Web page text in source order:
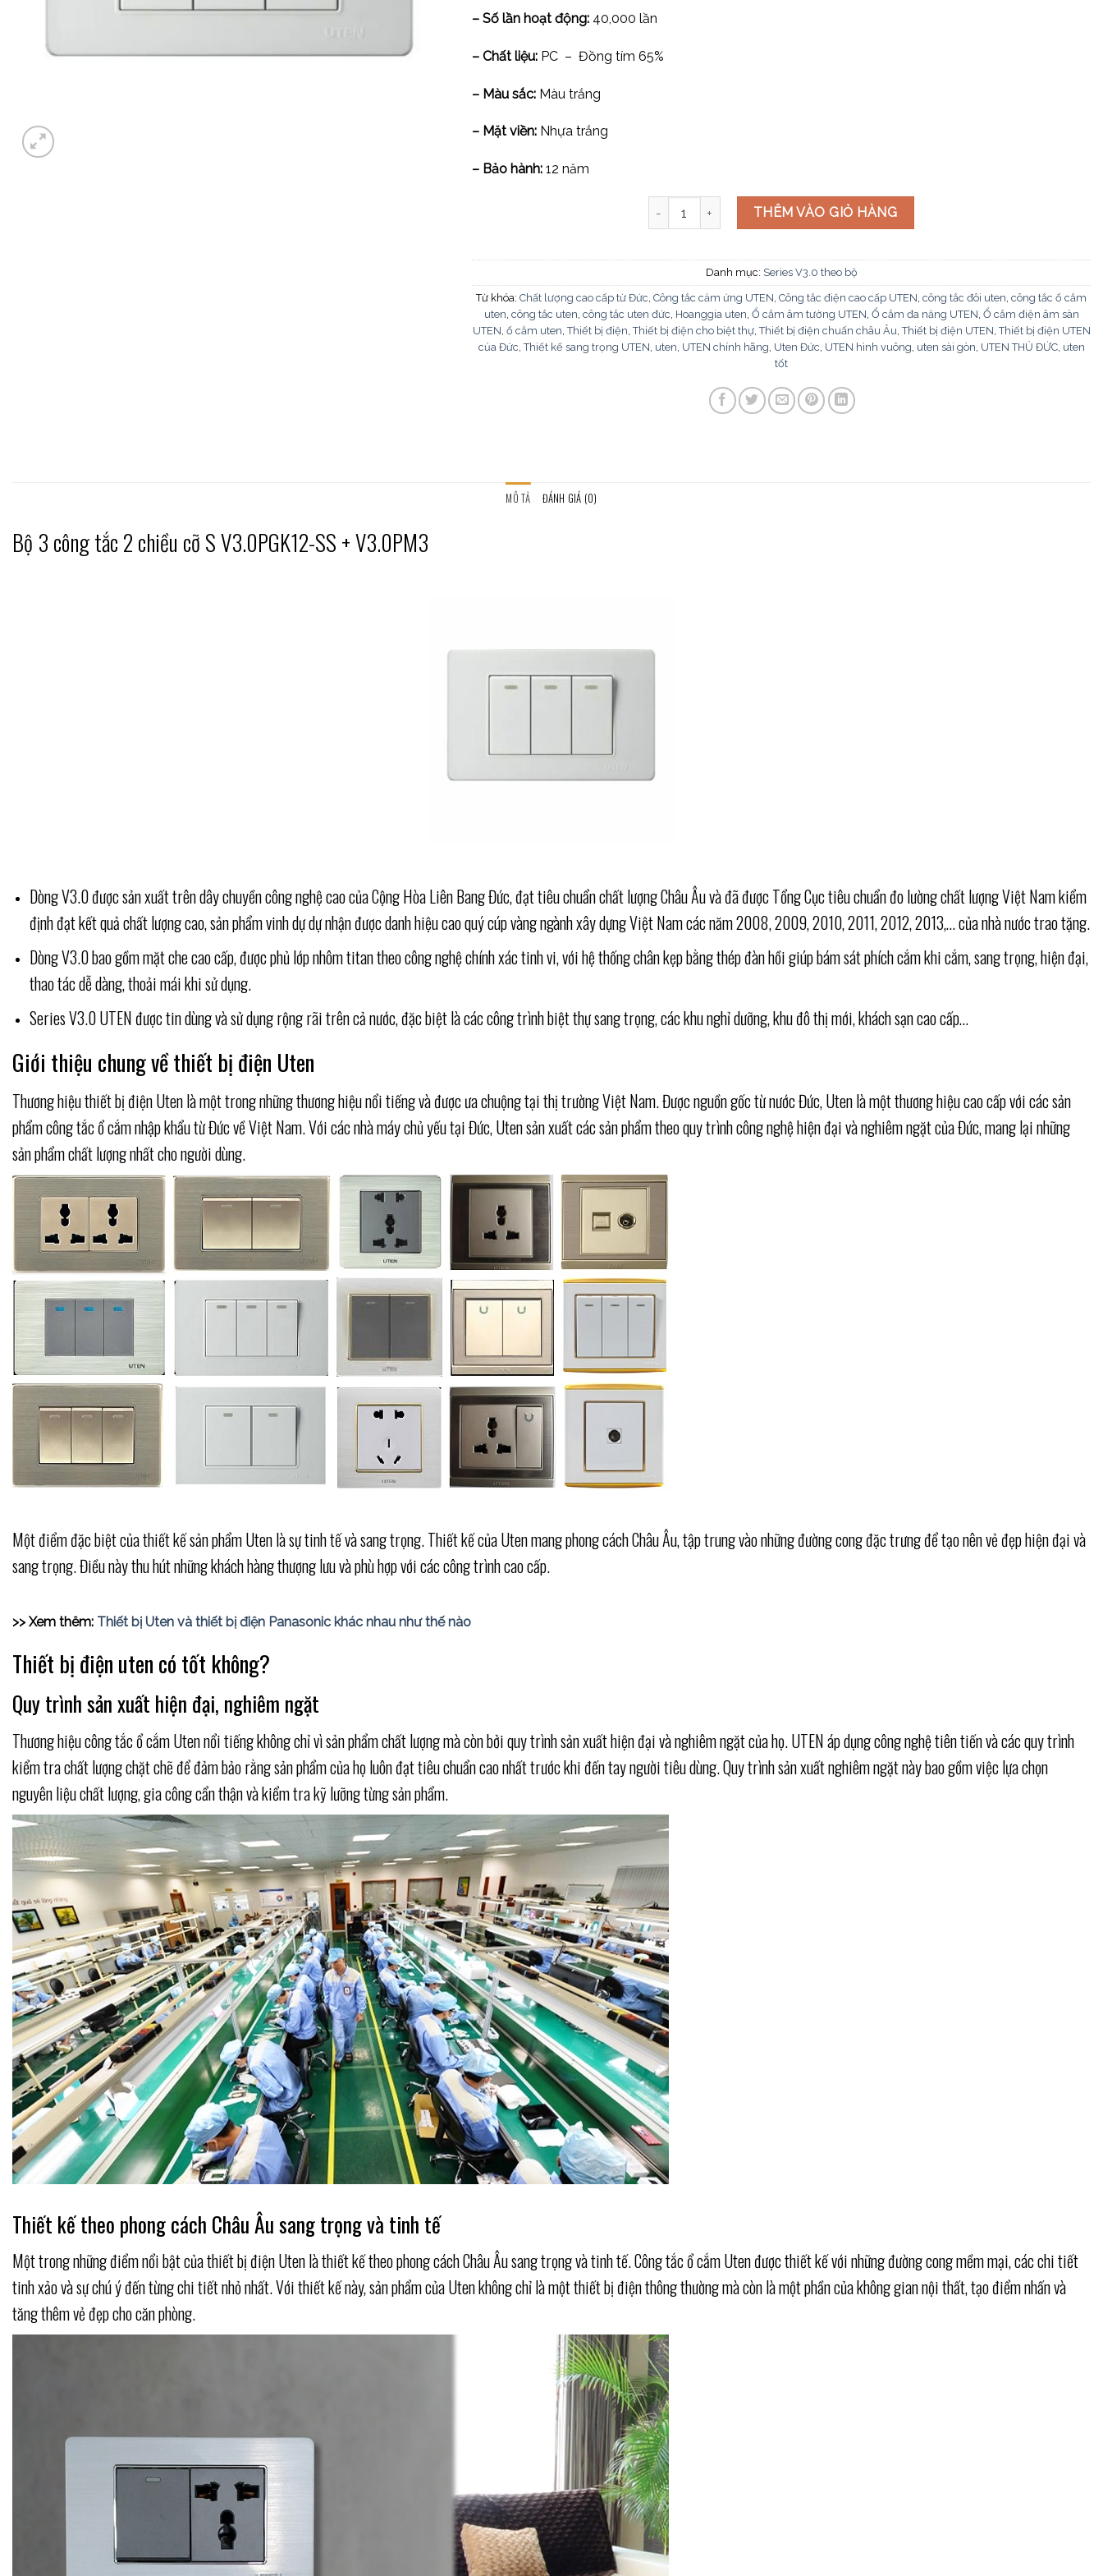
– Số lần hoạt động: 40,000 lần
– Chất liệu: PC – Đồng tím 65%
– Màu sắc: Màu trắng
– Mặt viền: Nhựa trắng
– Bảo hành: 12 năm
Bộ 3 công tắc 2 chiều cỡ S V3.0PGK12-SS + V3.0PM3 số lượng
THÊM VÀO GIỎ HÀNG
Danh mục: Series V3.0 theo bộ
Từ khóa: Chất lượng cao cấp từ Đức Công tắc cảm ứng UTEN Công tắc điện cao cấp UTEN công tắc đôi uten công tắc ổ cắm
uten công tắc uten công tắc uten đức Hoanggia uten Ổ cắm âm tường UTEN Ổ cắm đa năng UTEN Ổ cắm điện âm sàn
UTEN ổ cắm uten ,Thiết bị điện ,Thiết bị điện cho biệt thự,Thiết bị điện chuẩn châu Âu ,Thiết bị điện UTEN ,Thiết bị điện UTEN
của Đức ,Thiết kế sang trọng UTEN uten UTEN chính hãng Uten Đức UTEN hình vuông uten sài gòn UTEN THỦ ĐỨC, uten
tốt
MÔ TẢ ĐÁNH GIÁ (0)
Bộ 3 công tắc 2 chiều cỡ S V3.0PGK12-SS + V3.0PM3
Dòng V3.0 được sản xuất trên dây chuyền công nghệ cao của Cộng Hòa Liên Bang Đức, đạt tiêu chuẩn chất lượng Châu Âu và đã được Tổng Cục tiêu chuẩn đo lường chất lượng Việt Nam kiểm
định đạt kết quả chất lượng cao, sản phẩm vinh dự dự nhận được danh hiệu cao quý cúp vàng ngành xây dựng Việt Nam các năm 2008, 2009, 2010, 2011, 2012, 2013,… của nhà nước trao tặng.
Dòng V3.0 bao gồmmặt che cao cấp, được phủ lớp nhôm titan theo công nghệ chính xác tinh vi, với hệ thống chân kẹp bằng thép đàn hồi giúp bám sát phích cắm khi cắm, sang trọng, hiện đại,
thao tác dễ dàng, thoải mái khi sử dụng.
Series V3.0 UTEN được tin dùng và sử dụng rộng rãi trên cả nước, đặc biệt là các công trình biệt thự sang trọng, các khu nghỉ dưỡng, khu đô thị mới, khách sạn cao cấp…
Giới thiệu chung về thiết bị điện Uten
Thương hiệu thiết bị điện Uten là một trong những thương hiệu nổi tiếng và được ưa chuộng tại thị trường Việt Nam. Được nguồn gốc từ nước Đức, Uten là một thương hiệu cao cấp với các sản
phẩm công tắc ổ cắm nhập khẩu từ Đức về Việt Nam. Với các nhà máy chủ yếu tại Đức, Uten sản xuất các sản phẩm theo quy trình công nghệ hiện đại và nghiêm ngặt của Đức, mang lại những
sản phẩm chất lượng nhất cho người dùng.
Một điểm đặc biệt của thiết kế sản phẩm Uten là sự tinh tế và sang trọng. Thiết kế của Uten mang phong cách Châu Âu, tập trung vào những đường cong đặc trưng để tạo nên vẻ đẹp hiện đại và
sang trọng. Điều này thu hút những khách hàng thượng lưu và phù hợp với các công trình cao cấp.
>> Xem thêm: Thiết bị Uten và thiết bị điện Panasonic khác nhau như thế nào
Thiết bị điện uten có tốt không?
Quy trình sản xuất hiện đại, nghiêm ngặt
Thương hiệu công tắc ổ cắm Uten nổi tiếng không chỉ vì sản phẩm chất lượng mà còn bởi quy trình sản xuất hiện đại và nghiêm ngặt của họ. UTEN áp dụng công nghệ tiên tiến và các quy trình
kiểm tra chất lượng chặt chẽ để đảm bảo rằng sản phẩm của họ luôn đạt tiêu chuẩn cao nhất trước khi đến tay người tiêu dùng. Quy trình sản xuất nghiêm ngặt này bao gồm việc lựa chọn
nguyên liệu chất lượng, gia công cẩn thận và kiểm tra kỹ lưỡng từng sản phẩm.
Thiết kế theo phong cách Châu Âu sang trọng và tinh tế
Một trong những điểm nổi bật của thiết bị điện Uten là thiết kế theo phong cách Châu Âu sang trọng và tinh tế. Công tắc ổ cắm Uten được thiết kế với những đường cong mềm mại, các chi tiết
tinh xảo và sự chú ý đến từng chi tiết nhỏ nhất. Với thiết kế này, sản phẩm của Uten không chỉ là một thiết bị điện thông thường mà còn là một phần của không gian nội thất, tạo điểm nhấn và
tăng thêm vẻ đẹp cho căn phòng.